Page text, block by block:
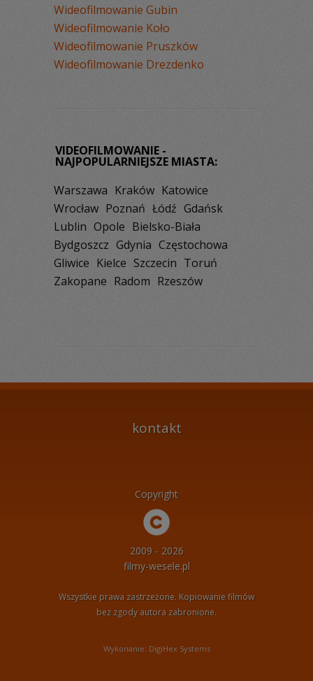
Wideofilmowanie Gubin
Wideofilmowanie Koło
Wideofilmowanie Pruszków
Wideofilmowanie Drezdenko
VIDEOFILMOWANIE -
NAJPOPULARNIEJSZE MIASTA:
Warszawa Kraków Katowice
Wrocław Poznań Łódź Gdańsk
Lublin Opole Bielsko-Biała
Bydgoszcz Gdynia Częstochowa
Gliwice Kielce Szczecin Toruń
Zakopane Radom Rzeszów
kontakt
Copyright
2009 - 2026
filmy-wesele.pl
Wszystkie prawa zastrzeżone. Kopiowanie filmów
bez zgody autora zabronione.
Wykonanie: DigiHex Systems